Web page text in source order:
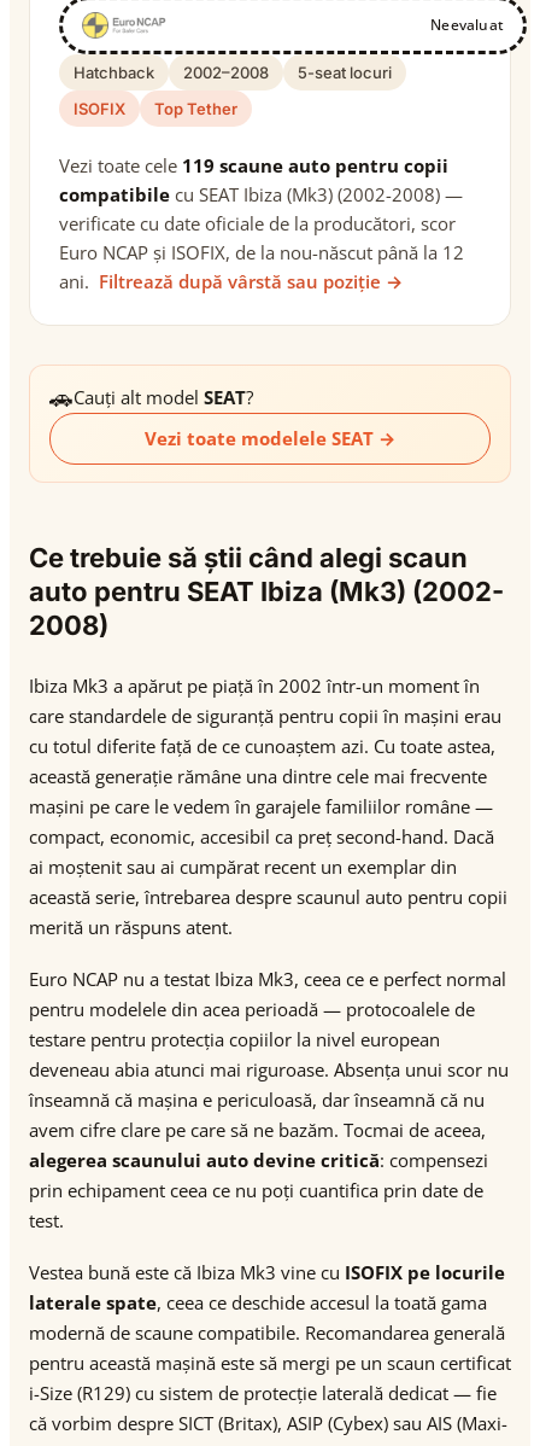
Neevaluat
Hatchback 2002–2008
5-seat locuri
ISOFIX
Top Tether
Vezi toate cele 119 scaune auto pentru copii
compatibile cu SEAT Ibiza (Mk3) (2002-2008) —
verificate cu date oficiale de la producători, scor
Euro NCAP și ISOFIX, de la nou-născut până la 12
ani. Filtrează după vârstă sau poziție →
🚗Cauți alt model SEAT?
Vezi toate modelele SEAT →
Ce trebuie să știi când alegi scaun
auto pentru SEAT Ibiza (Mk3) (2002-
2008)
Ibiza Mk3 a apărut pe piață în 2002 într-un moment în
care standardele de siguranță pentru copii în mașini erau
cu totul diferite față de ce cunoaștem azi. Cu toate astea,
această generație rămâne una dintre cele mai frecvente
mașini pe care le vedem în garajele familiilor române —
compact, economic, accesibil ca preț second-hand. Dacă
ai moștenit sau ai cumpărat recent un exemplar din
această serie, întrebarea despre scaunul auto pentru copii
merită un răspuns atent.
Euro NCAP nu a testat Ibiza Mk3, ceea ce e perfect normal
pentru modelele din acea perioadă — protocoalele de
testare pentru protecția copiilor la nivel european
deveneau abia atunci mai riguroase. Absența unui scor nu
înseamnă că mașina e periculoasă, dar înseamnă că nu
avem cifre clare pe care să ne bazăm. Tocmai de aceea,
alegerea scaunului auto devine critică: compensezi
prin echipament ceea ce nu poți cuantifica prin date de
test.
Vestea bună este că Ibiza Mk3 vine cu ISOFIX pe locurile
laterale spate, ceea ce deschide accesul la toată gama
modernă de scaune compatibile. Recomandarea generală
pentru această mașină este să mergi pe un scaun certificat
i-Size (R129) cu sistem de protecție laterală dedicat — fie
că vorbim despre SICT (Britax), ASIP (Cybex) sau AIS (Maxi-